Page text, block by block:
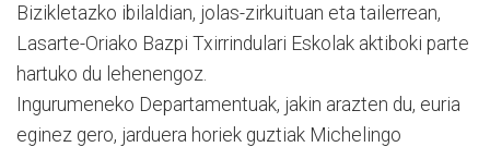
Bizikletazko ibilaldian, jolas-zirkuituan eta tailerrean,
Lasarte-Oriako Bazpi Txirrindulari Eskolak aktiboki parte
hartuko du lehenengoz.
Ingurumeneko Departamentuak, jakin arazten du, euria
eginez gero, jarduera horiek guztiak Michelingo